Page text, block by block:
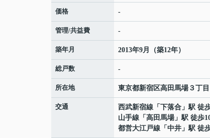
価格 -
管理/共益費 -
築年月 2013年9月（築12年）
総戸数 -
所在地 東京都新宿区高田馬場３丁目
交通 西武新宿線 「 下落合 」駅 徒
山手線 「 高田馬場」駅 徒歩
都営大江戸線 「 中井 」駅 徒